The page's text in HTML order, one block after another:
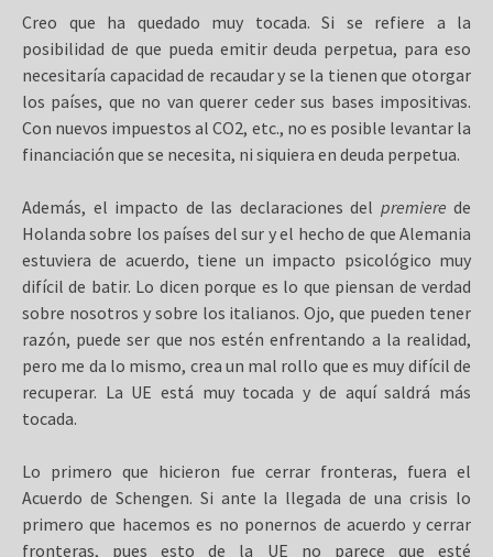
Creo que ha quedado muy tocada. Si se refiere a la
posibilidad de que pueda emitir deuda perpetua, para eso
necesitaría capacidad de recaudar y se la tienen que otorgar
los países, que no van querer ceder sus bases impositivas.
Con nuevos impuestos al CO2, etc., no es posible levantar la
financiación que se necesita, ni siquiera en deuda perpetua.
Además, el impacto de las declaraciones del premiere de
Holanda sobre los países del sur y el hecho de que Alemania
estuviera de acuerdo, tiene un impacto psicológico muy
difícil de batir. Lo dicen porque es lo que piensan de verdad
sobre nosotros y sobre los italianos. Ojo, que pueden tener
razón, puede ser que nos estén enfrentando a la realidad,
pero me da lo mismo, crea un mal rollo que es muy difícil de
recuperar. La UE está muy tocada y de aquí saldrá más
tocada.
Lo primero que hicieron fue cerrar fronteras, fuera el
Acuerdo de Schengen. Si ante la llegada de una crisis lo
primero que hacemos es no ponernos de acuerdo y cerrar
fronteras, pues esto de la UE no parece que esté